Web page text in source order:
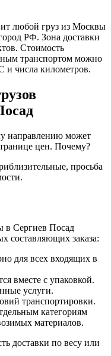
любой груз из Москвы
РФ. Зона доставки
Стоимость
транспортом можно
и числа километров.
направлению может
цен. Почему?
просьба
в Сергиев Посад
составляющих заказа:
для всех входящих в
вместе с упаковкой.
услуги.
транспортировки.
категориям
материалов.
доставки по весу или